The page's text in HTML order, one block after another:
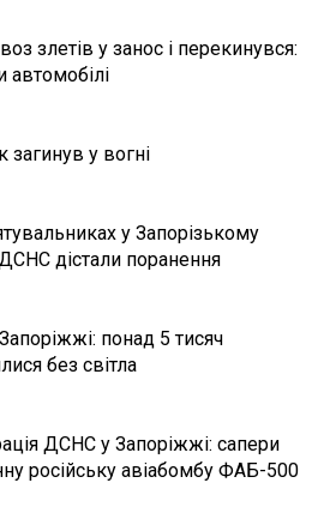
злетів у занос і перекинувся:
загинув у вогні
у Запорізькому
дістали поранення
понад 5 тисяч
без світла
ДСНС у Запоріжжі: сапери
російську авіабомбу ФАБ-500